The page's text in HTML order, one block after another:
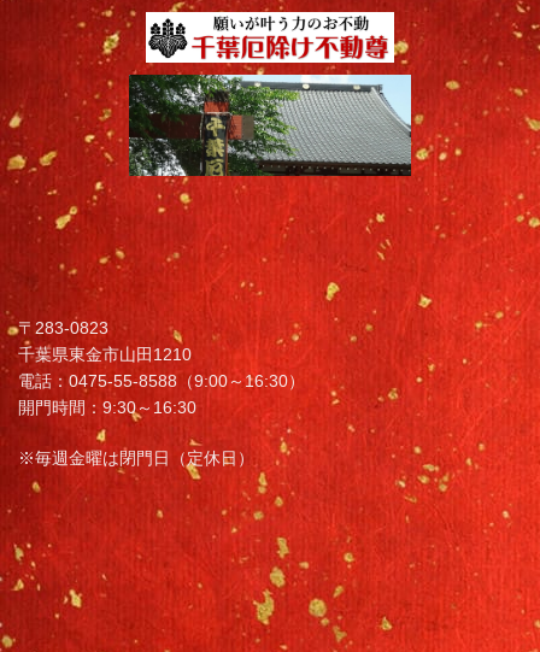
〒283-0823
千葉県東金市山田1210
電話：0475-55-8588（9:00～16:30）
開門時間：9:30～16:30
※毎週金曜は閉門日（定休日）